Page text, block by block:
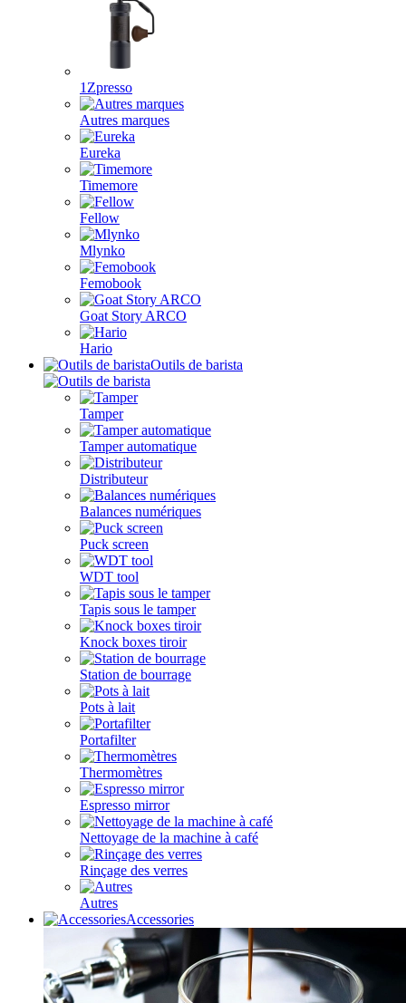
1Zpresso
Autres marques
Eureka
Timemore
Fellow
Mlynko
Femobook
Goat Story ARCO
Hario
Outils de barista
Tamper
Tamper automatique
Distributeur
Balances numériques
Puck screen
WDT tool
Tapis sous le tamper
Knock boxes tiroir
Station de bourrage
Pots à lait
Portafilter
Thermomètres
Espresso mirror
Nettoyage de la machine à café
Rinçage des verres
Autres
Accessories